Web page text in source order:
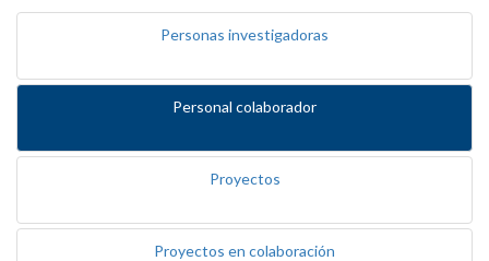
Personas investigadoras
Personal colaborador
Proyectos
Proyectos en colaboración